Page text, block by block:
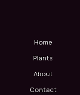
Home
Plants
About
Contact